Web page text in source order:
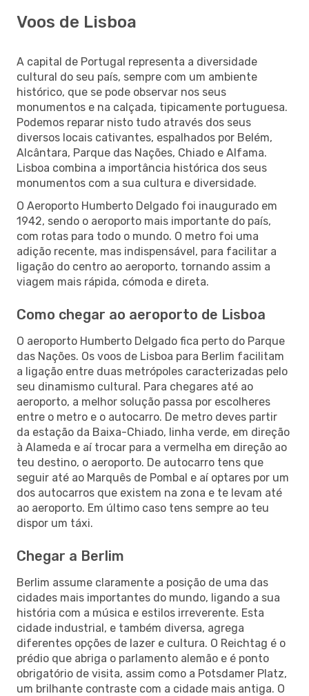
Voos de Lisboa
A capital de Portugal representa a diversidade
cultural do seu país, sempre com um ambiente
histórico, que se pode observar nos seus
monumentos e na calçada, tipicamente portuguesa.
Podemos reparar nisto tudo através dos seus
diversos locais cativantes, espalhados por Belém,
Alcântara, Parque das Nações, Chiado e Alfama.
Lisboa combina a importância histórica dos seus
monumentos com a sua cultura e diversidade.
O Aeroporto Humberto Delgado foi inaugurado em
1942, sendo o aeroporto mais importante do país,
com rotas para todo o mundo. O metro foi uma
adição recente, mas indispensável, para facilitar a
ligação do centro ao aeroporto, tornando assim a
viagem mais rápida, cómoda e direta.
Como chegar ao aeroporto de Lisboa
O aeroporto Humberto Delgado fica perto do Parque
das Nações. Os voos de Lisboa para Berlim facilitam
a ligação entre duas metrópoles caracterizadas pelo
seu dinamismo cultural. Para chegares até ao
aeroporto, a melhor solução passa por escolheres
entre o metro e o autocarro. De metro deves partir
da estação da Baixa-Chiado, linha verde, em direção
à Alameda e aí trocar para a vermelha em direção ao
teu destino, o aeroporto. De autocarro tens que
seguir até ao Marquês de Pombal e aí optares por um
dos autocarros que existem na zona e te levam até
ao aeroporto. Em último caso tens sempre ao teu
dispor um táxi.
Chegar a Berlim
Berlim assume claramente a posição de uma das
cidades mais importantes do mundo, ligando a sua
história com a música e estilos irreverente. Esta
cidade industrial, e também diversa, agrega
diferentes opções de lazer e cultura. O Reichtag é o
prédio que abriga o parlamento alemão e é ponto
obrigatório de visita, assim como a Potsdamer Platz,
um brilhante contraste com a cidade mais antiga. O